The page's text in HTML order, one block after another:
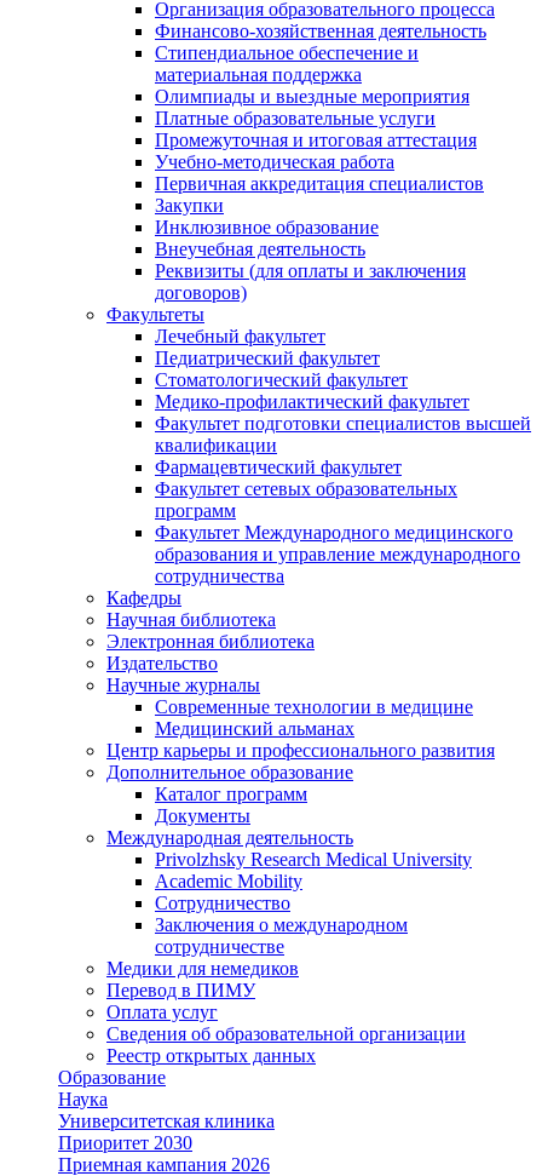
Организация образовательного процесса
Финансово-хозяйственная деятельность
Стипендиальное обеспечение и
материальная поддержка
Олимпиады и выездные мероприятия
Платные образовательные услуги
Промежуточная и итоговая аттестация
Учебно-методическая работа
Первичная аккредитация специалистов
Закупки
Инклюзивное образование
Внеучебная деятельность
Реквизиты (для оплаты и заключения
договоров)
Факультеты
Лечебный факультет
Педиатрический факультет
Стоматологический факультет
Медико-профилактический факультет
Факультет подготовки специалистов высшей
квалификации
Фармацевтический факультет
Факультет сетевых образовательных
программ
Факультет Международного медицинского
образования и управление международного
сотрудничества
Кафедры
Научная библиотека
Электронная библиотека
Издательство
Научные журналы
Современные технологии в медицине
Медицинский альманах
Центр карьеры и профессионального развития
Дополнительное образование
Каталог программ
Документы
Международная деятельность
Privolzhsky Research Medical University
Academic Mobility
Сотрудничество
Заключения о международном
сотрудничестве
Медики для немедиков
Перевод в ПИМУ
Оплата услуг
Сведения об образовательной организации
Реестр открытых данных
Образование
Наука
Университетская клиника
Приоритет 2030
Приемная кампания 2026